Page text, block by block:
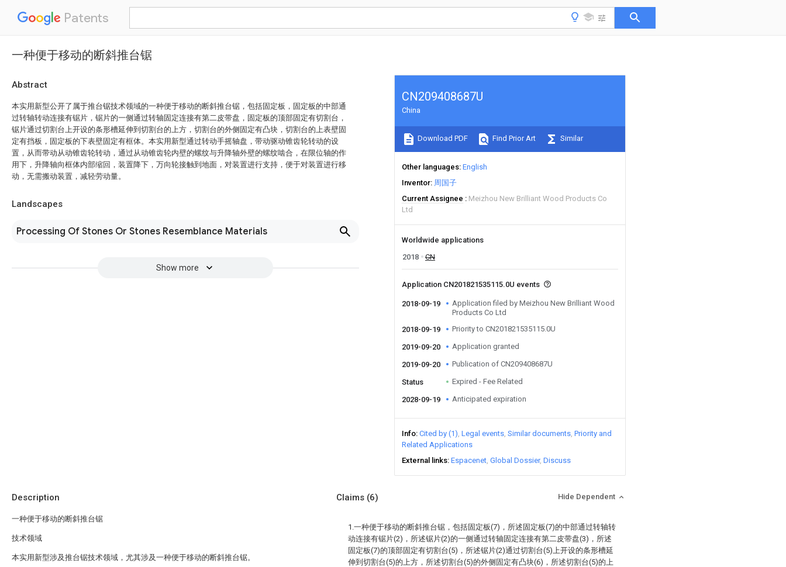
Patents
一种便于移动的断斜推台锯
Abstract
本实用新型公开了属于推台锯技术领域的一种便于移动的断斜推台锯，包括固定板，固定板的中部通
过转轴转动连接有锯片，锯片的一侧通过转轴固定连接有第二皮带盘，固定板的顶部固定有切割台，
锯片通过切割台上开设的条形槽延伸到切割台的上方，切割台的外侧固定有凸块，切割台的上表壁固
定有挡板，固定板的下表壁固定有框体。本实用新型通过转动手摇轴盘，带动驱动锥齿轮转动的设
置，从而带动从动锥齿轮转动，通过从动锥齿轮内壁的螺纹与升降轴外壁的螺纹啮合，在限位轴的作
用下，升降轴向框体内部缩回，装置降下，万向轮接触到地面，对装置进行支持，便于对装置进行移
动，无需搬动装置，减轻劳动量。
Landscapes
Processing Of Stones Or Stones Resemblance Materials
Show more
CN209408687U
China
Download PDF Find Prior Art Similar
Other languages English
Inventor 周国子
Current Assignee
Meizhou New Brilliant Wood Products Co
Ltd
Worldwide applications
2018
CN
Application CN201821535115.0U events
2018-09-19
Application filed by Meizhou New Brilliant Wood
Products Co Ltd
2018-09-19
Priority to CN201821535115.0U
2019-09-20 Application granted
2019-09-20 Publication of CN209408687U
Status Expired - Fee Related
2028-09-19 Anticipated expiration
Info Cited by (1) Legal events Similar documents Priority and
Related Applications
External links Espacenet Global Dossier Discuss
Description
一种便于移动的断斜推台锯
技术领域
本实用新型涉及推台锯技术领域，尤其涉及一种便于移动的断斜推台锯。
Claims (6) Hide Dependent
1.一种便于移动的断斜推台锯，包括固定板(7)，所述固定板(7)的中部通过转轴转
动连接有锯片(2)，所述锯片(2)的一侧通过转轴固定连接有第二皮带盘(3)，所述
固定板(7)的顶部固定有切割台(5)，所述锯片(2)通过切割台(5)上开设的条形槽延
伸到切割台(5)的上方，所述切割台(5)的外侧固定有凸块(6)，所述切割台(5)的上